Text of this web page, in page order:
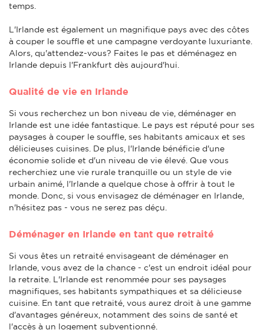
temps.
L'Irlande est également un magnifique pays avec des côtes
à couper le souffle et une campagne verdoyante luxuriante.
Alors, qu'attendez-vous? Faites le pas et déménagez en
Irlande depuis l'Frankfurt dès aujourd'hui.
Qualité de vie en Irlande
Si vous recherchez un bon niveau de vie, déménager en
Irlande est une idée fantastique. Le pays est réputé pour ses
paysages à couper le souffle, ses habitants amicaux et ses
délicieuses cuisines. De plus, l'Irlande bénéficie d'une
économie solide et d'un niveau de vie élevé. Que vous
recherchiez une vie rurale tranquille ou un style de vie
urbain animé, l'Irlande a quelque chose à offrir à tout le
monde. Donc, si vous envisagez de déménager en Irlande,
n'hésitez pas - vous ne serez pas déçu.
Déménager en Irlande en tant que retraité
Si vous êtes un retraité envisageant de déménager en
Irlande, vous avez de la chance - c'est un endroit idéal pour
la retraite. L'Irlande est renommée pour ses paysages
magnifiques, ses habitants sympathiques et sa délicieuse
cuisine. En tant que retraité, vous aurez droit à une gamme
d'avantages généreux, notamment des soins de santé et
l'accès à un logement subventionné.